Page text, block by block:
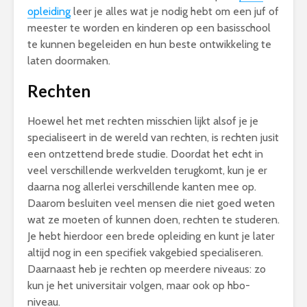
opleiding leer je alles wat je nodig hebt om een juf of
meester te worden en kinderen op een basisschool
te kunnen begeleiden en hun beste ontwikkeling te
laten doormaken.
Rechten
Hoewel het met rechten misschien lijkt alsof je je
specialiseert in de wereld van rechten, is rechten jusit
een ontzettend brede studie. Doordat het echt in
veel verschillende werkvelden terugkomt, kun je er
daarna nog allerlei verschillende kanten mee op.
Daarom besluiten veel mensen die niet goed weten
wat ze moeten of kunnen doen, rechten te studeren.
Je hebt hierdoor een brede opleiding en kunt je later
altijd nog in een specifiek vakgebied specialiseren.
Daarnaast heb je rechten op meerdere niveaus: zo
kun je het universitair volgen, maar ook op hbo-
niveau.